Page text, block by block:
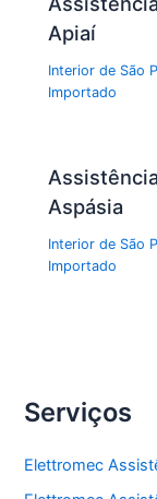
Apiaí
Interior de São
Importado
Aspásia
Interior de São
Importado
Serviços
Elettromec